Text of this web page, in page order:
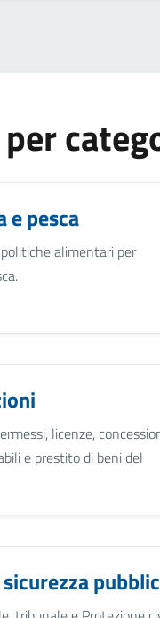
e pesca
alimentari per
licenze,
e prestito di beni del